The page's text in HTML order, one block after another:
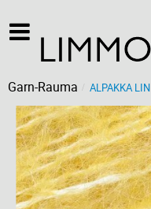
Garn-Rauma ALPAKKA LIN